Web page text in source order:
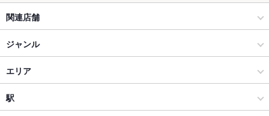
関連店舗
居酒屋 北海道
北のごちそうダイニング 北海道 難波店
北のごちそうダイニング 北海道 新大阪ソーラ21店
ジャンル
居酒屋
和風
エリア
広島駅
駅